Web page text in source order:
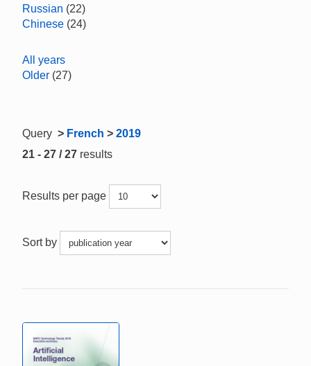
Russian (22)
Chinese (24)
All years
Older (27)
Query > French > 2019
21 - 27 / 27 results
Results per page
Sort by